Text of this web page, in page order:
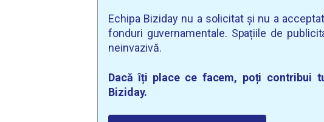
Echipa Biziday nu a solicitat și nu a
fonduri guvernamentale. Spațiile de
neinvazivă.
Dacă îți place ce facem, poți contribui
Biziday.